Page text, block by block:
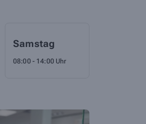
Samstag
08:00 - 14:00 Uhr